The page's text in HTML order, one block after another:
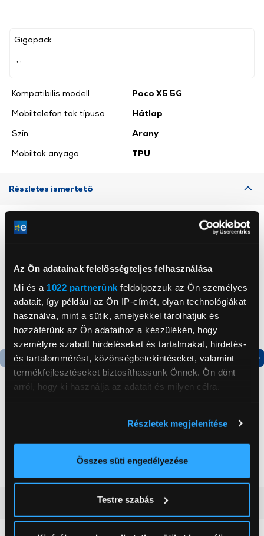
Az Ön adatainak felelősségteljes felhasználása
Mi és a 1022 partnerünk feldolgozzuk az Ön személyes
adatait, így például az Ön IP-címét, olyan technológiákat
használva, mint a sütik, amelyekkel tárolhatjuk és
hozzáférünk az Ön adataihoz a készülékén, hogy
személyre szabott hirdetéseket és tartalmakat, hirdetés-
és tartalommérést, közönségbetekintéseket, valamint
termékfejlesztéseket biztosíthassunk Önnek. Ön dönt
arról, hogy ki használja az adatait és milyen célra.
elhelyezkedéséről pár méteres pontossággal
Az Ön készülékén beazonosítása annak konkrét
módjairól és adja meg preferenciáit aRészletek
pontban. Bármikor módosíthatja vagy visszavonhatja a
Sütinyilatkozathoz való hozzájárulását.
Részletek megjelenítése
Összes süti engedélyezése
Testre szabás
Gigapack
Kompatibilis modell
Poco X5 5G
Mobiltelefon tok típusa
Hátlap
Szín
Arany
Mobiltok anyaga
TPU
Részletes ismertető
Termék adatlap Termék adatlap
Alulfagyasztós
179 999 Ft
(0)